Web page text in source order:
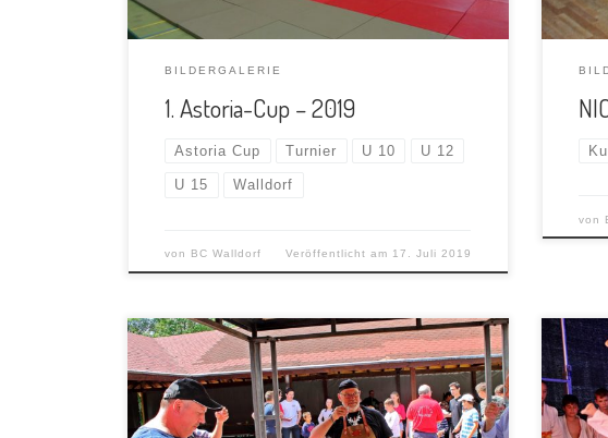
BILDERGALERIE
1. Astoria-Cup – 2019
Astoria Cup Turnier U 10 U 12
U 15 Walldorf
von BC Walldorf Veröffentlicht am 17. Juli 2019
von